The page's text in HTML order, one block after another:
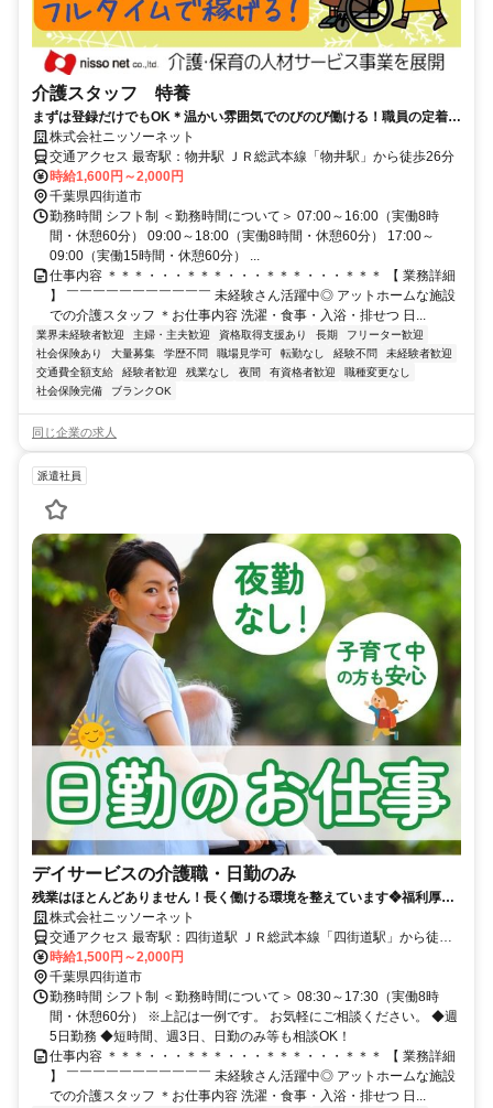
介護スタッフ 特養
まずは登録だけでもOK＊温かい雰囲気でのびのび働ける！職員の定着率
も高いんです◎
株式会社ニッソーネット
交通アクセス 最寄駅：物井駅 ＪＲ総武本線「物井駅」から徒歩26分
時給1,600円～2,000円
千葉県四街道市
勤務時間 シフト制 ＜勤務時間について＞ 07:00～16:00（実働8時
間・休憩60分） 09:00～18:00（実働8時間・休憩60分） 17:00～
09:00（実働15時間・休憩60分） ...
仕事内容 ＊＊＊・・・＊＊＊・・・＊＊＊・・・＊＊＊ 【 業務詳細
】 ￣￣￣￣￣￣￣￣￣￣￣ 未経験さん活躍中◎ アットホームな施設
での介護スタッフ ＊お仕事内容 洗濯・食事・入浴・排せつ 日...
業界未経験者歓迎 主婦・主夫歓迎 資格取得支援あり 長期
フリーター歓迎
社会保険あり
大量募集 学歴不問 職場見学可 転勤なし 経験不問
未経験者歓迎
交通費全額支給
経験者歓迎 残業なし 夜間 有資格者歓迎
職種変更なし
社会保険完備
ブランクOK
同じ企業の求人
派遣社員
デイサービスの介護職・日勤のみ
残業はほとんどありません！長く働ける環境を整えています❖福利厚生
も充実
株式会社ニッソーネット
交通アクセス 最寄駅：四街道駅 ＪＲ総武本線「四街道駅」から徒歩
17分
時給1,500円～2,000円
千葉県四街道市
勤務時間 シフト制 ＜勤務時間について＞ 08:30～17:30（実働8時
間・休憩60分） ※上記は一例です。 お気軽にご相談ください。 ◆週
5日勤務 ◆短時間、週3日、日勤のみ等も相談OK！
仕事内容 ＊＊＊・・・＊＊＊・・・＊＊＊・・・＊＊＊ 【 業務詳細
】 ￣￣￣￣￣￣￣￣￣￣￣ 未経験さん活躍中◎ アットホームな施設
での介護スタッフ ＊お仕事内容 洗濯・食事・入浴・排せつ 日...